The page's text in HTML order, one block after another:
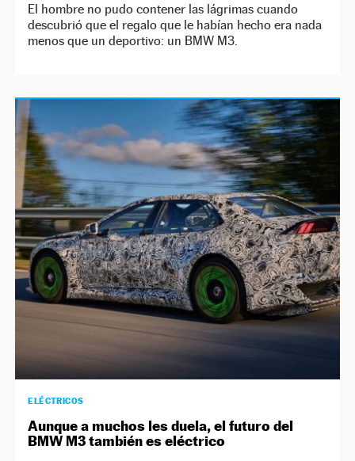
El hombre no pudo contener las lágrimas cuando
descubrió que el regalo que le habían hecho era nada
menos que un deportivo: un BMW M3.
ELÉCTRICOS
Aunque a muchos les duela, el futuro del
BMW M3 también es eléctrico